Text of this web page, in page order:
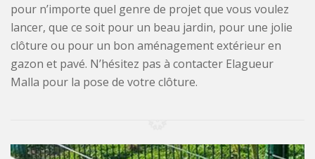
pour n’importe quel genre de projet que vous voulez
lancer, que ce soit pour un beau jardin, pour une jolie
clôture ou pour un bon aménagement extérieur en
gazon et pavé. N’hésitez pas à contacter Elagueur
Malla pour la pose de votre clôture.